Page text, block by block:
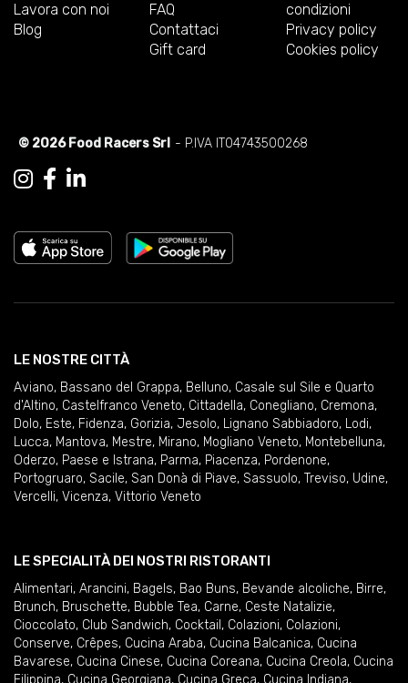
Lavora con noi
Blog
FAQ
Contattaci
Gift card
condizioni
Privacy policy
Cookies policy
© 2026 Food Racers Srl - P.IVA IT04743500268
LE NOSTRE CITTÀ
Aviano, Bassano del Grappa, Belluno, Casale sul Sile e Quarto
d'Altino, Castelfranco Veneto, Cittadella, Conegliano, Cremona,
Dolo, Este, Fidenza, Gorizia, Jesolo, Lignano Sabbiadoro, Lodi,
Lucca, Mantova, Mestre, Mirano, Mogliano Veneto, Montebelluna,
Oderzo, Paese e Istrana, Parma, Piacenza, Pordenone,
Portogruaro, Sacile, San Donà di Piave, Sassuolo, Treviso, Udine,
Vercelli, Vicenza, Vittorio Veneto
LE SPECIALITÀ DEI NOSTRI RISTORANTI
Alimentari, Arancini, Bagels, Bao Buns, Bevande alcoliche, Birre,
Brunch, Bruschette, Bubble Tea, Carne, Ceste Natalizie,
Cioccolato, Club Sandwich, Cocktail , Colazioni, Colazioni,
Conserve, Crêpes, Cucina Araba, Cucina Balcanica, Cucina
Bavarese, Cucina Cinese, Cucina Coreana, Cucina Creola, Cucina
Filippina, Cucina Georgiana, Cucina Greca, Cucina Indiana,